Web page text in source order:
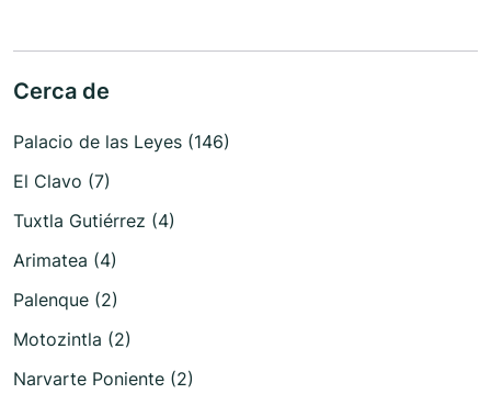
Cerca de
Palacio de las Leyes (146)
El Clavo (7)
Tuxtla Gutiérrez (4)
Arimatea (4)
Palenque (2)
Motozintla (2)
Narvarte Poniente (2)